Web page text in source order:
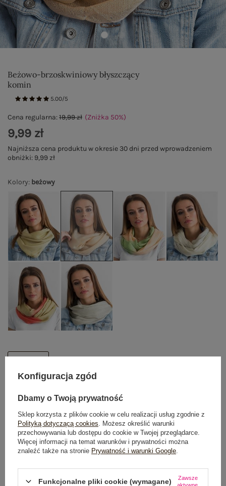
Beżowo-brzoskwiniowy błyszczący
komin
5.00/5
Kolory: beżowy
Cena regularna:19,99 zł (Zniżka 50%)
9,99 zł
Najniższa cena produktu w okresie 30 dni przed wprowadzeniem
obniżki: 9,99 zł
Możesz kupić także poprzez:
Konfiguracja zgód
Dbamy o Twoją prywatność
Sklep korzysta z plików cookie w celu realizacji usług zgodnie z
Polityką dotyczącą cookies . Możesz określić warunki
przechowywania lub dostępu do cookie w Twojej przeglądarce.
Więcej informacji na temat warunków i prywatności można
znaleźć także na stronie Prywatność i warunki Google
Funkcjonalne pliki cookie (wymagane)
Zawsze